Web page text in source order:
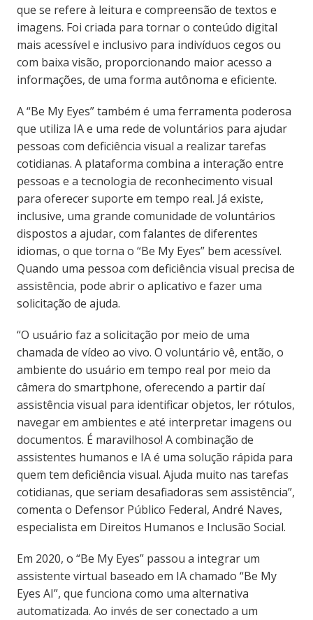
que se refere à leitura e compreensão de textos e
imagens. Foi criada para tornar o conteúdo digital
mais acessível e inclusivo para indivíduos cegos ou
com baixa visão, proporcionando maior acesso a
informações, de uma forma autônoma e eficiente.
A “Be My Eyes” também é uma ferramenta poderosa
que utiliza IA e uma rede de voluntários para ajudar
pessoas com deficiência visual a realizar tarefas
cotidianas. A plataforma combina a interação entre
pessoas e a tecnologia de reconhecimento visual
para oferecer suporte em tempo real. Já existe,
inclusive, uma grande comunidade de voluntários
dispostos a ajudar, com falantes de diferentes
idiomas, o que torna o “Be My Eyes” bem acessível.
Quando uma pessoa com deficiência visual precisa de
assistência, pode abrir o aplicativo e fazer uma
solicitação de ajuda.
“O usuário faz a solicitação por meio de uma
chamada de vídeo ao vivo. O voluntário vê, então, o
ambiente do usuário em tempo real por meio da
câmera do smartphone, oferecendo a partir daí
assistência visual para identificar objetos, ler rótulos,
navegar em ambientes e até interpretar imagens ou
documentos. É maravilhoso! A combinação de
assistentes humanos e IA é uma solução rápida para
quem tem deficiência visual. Ajuda muito nas tarefas
cotidianas, que seriam desafiadoras sem assistência”,
comenta o Defensor Público Federal, André Naves,
especialista em Direitos Humanos e Inclusão Social.
Em 2020, o “Be My Eyes” passou a integrar um
assistente virtual baseado em IA chamado “Be My
Eyes AI”, que funciona como uma alternativa
automatizada. Ao invés de ser conectado a um